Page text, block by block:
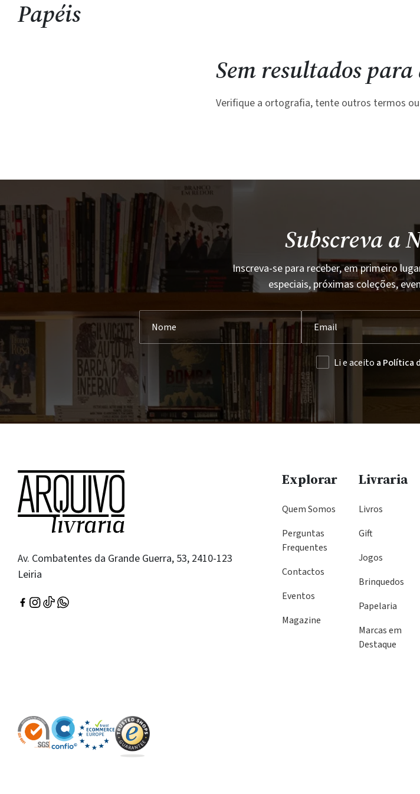
Papéis
Sem resultados
Verifique a ortografia, tente outros termos
Subscreva a
Inscreva-se para receber, em primeiro
especiais, próximas coleções,
Li e aceito a Política
Av. Combatentes da Grande Guerra, 53, 2410-123
Leiria
Explorar
Quem Somos
Perguntas
Frequentes
Contactos
Eventos
Magazine
Livraria
Livros
Gift
Jogos
Brinquedos
Papelaria
Marcas em
Destaque